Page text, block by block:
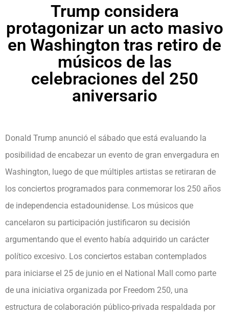
Trump considera
protagonizar un acto masivo
en Washington tras retiro de
músicos de las
celebraciones del 250
aniversario
Donald Trump anunció el sábado que está evaluando la
posibilidad de encabezar un evento de gran envergadura en
Washington, luego de que múltiples artistas se retiraran de
los conciertos programados para conmemorar los 250 años
de independencia estadounidense. Los músicos que
cancelaron su participación justificaron su decisión
argumentando que el evento había adquirido un carácter
político excesivo. Los conciertos estaban contemplados
para iniciarse el 25 de junio en el National Mall como parte
de una iniciativa organizada por Freedom 250, una
estructura de colaboración público-privada respaldada por